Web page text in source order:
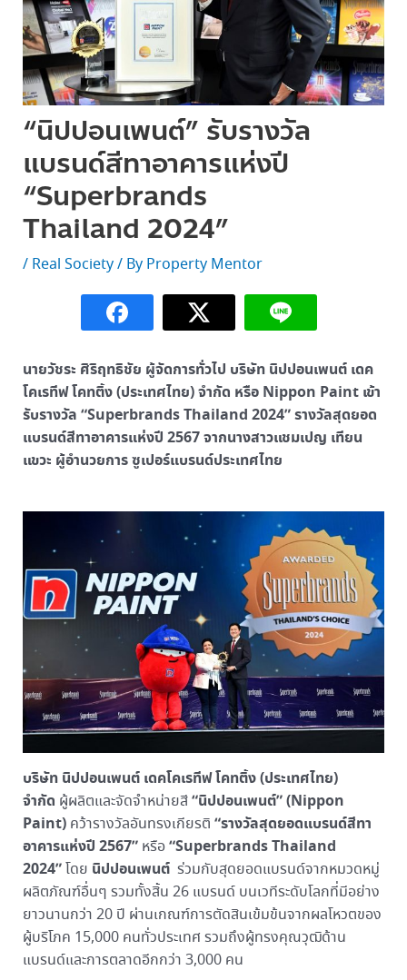
“นิปปอนเพนต์” รับรางวัล
แบรนด์สีทาอาคารแห่งปี
“Superbrands
Thailand 2024”
/ Real Society/ By Property Mentor
นายวัชระ ศิริฤทธิชัย ผู้จัดการทั่วไป บริษัท นิปปอนเพนต์ เดค
โคเรทีฟ โคทติ้ง (ประเทศไทย) จำกัด หรือ Nippon Paint เข้า
รับรางวัล “Superbrands Thailand 2024” รางวัลสุดยอด
แบรนด์สีทาอาคารแห่งปี 2567 จากนางสาวแชมเปญ เทียน
แขวะ ผู้อำนวยการ ซูเปอร์แบรนด์ประเทศไทย
บริษัท นิปปอนเพนต์ เดคโคเรทีฟ โคทติ้ง (ประเทศไทย)
จำกัด ผู้ผลิตและจัดจำหน่ายสี“นิปปอนเพนต์” (Nippon
Paint)คว้ารางวัลอันทรงเกียรติ “รางวัลสุดยอดแบรนด์สีทา
อาคารแห่งปี 2567” หรือ“Superbrands Thailand
2024”โดย นิปปอนเพนต์ร่วมกับสุดยอดแบรนด์จากหมวดหมู่
ผลิตภัณฑ์อื่นๆ รวมทั้งสิ้น 26 แบรนด์ บนเวทีระดับโลกที่มีอย่าง
ยาวนานกว่า 20 ปี ผ่านเกณฑ์การตัดสินเข้มข้นจากผลโหวตของ
ผู้บริโภค 15,000 คนทั่วประเทศ รวมถึงผู้ทรงคุณวุฒิด้าน
แบรนด์และการตลาดอีกกว่า 3,000 คน